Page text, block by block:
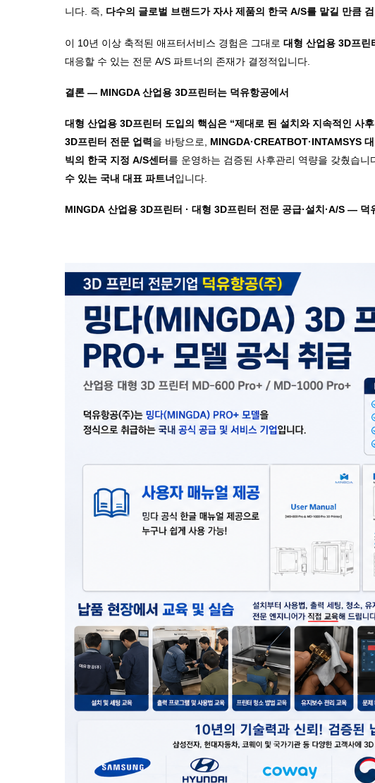
니다. 즉, 다수의 글로벌 브랜드가 자사 제품의 한국 A/S를 맡길 만큼
이 10년 이상 축적된 애프터서비스 경험은 그대로 대형 산업용 3D프린
대응할 수 있는 전문 A/S 파트너의 존재가 결정적입니다.
결론 — MINGDA 산업용 3D프린터는 덕유항공에서
대형 산업용 3D프린터 도입의 핵심은 “제대로 된 설치와 지속적인 사
3D프린터 전문 업력을 바탕으로, MINGDA·CREATBOT·INTAMSYS
빅의 한국 지정 A/S센터 를 운영하는 검증된 사후관리 역량을 갖췄습니
수 있는 국내 대표 파트너 입니다.
MINGDA 산업용 3D프린터 · 대형 3D프린터 전문 공급·설치 ·A/S — 덕